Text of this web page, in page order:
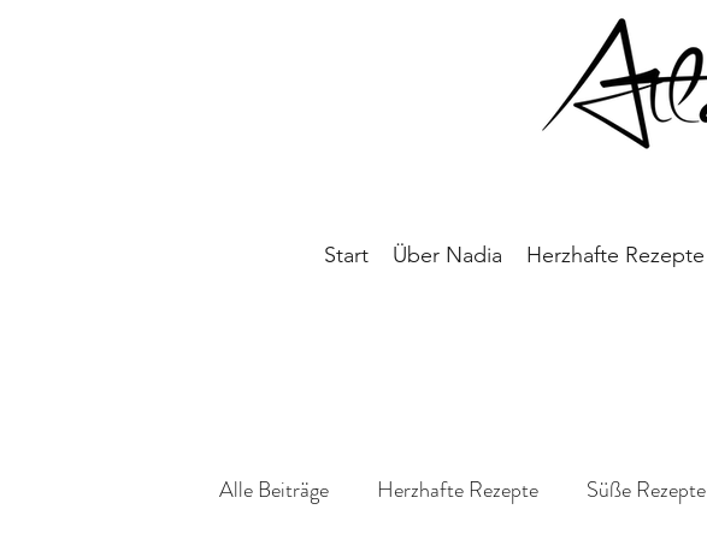
Start Über Nadia Herzhafte Rezepte
Alle Beiträge Herzhafte Rezepte Süße Rezepte